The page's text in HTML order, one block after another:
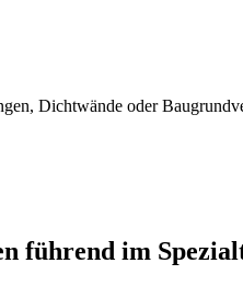
Dichtwände oder
führend im